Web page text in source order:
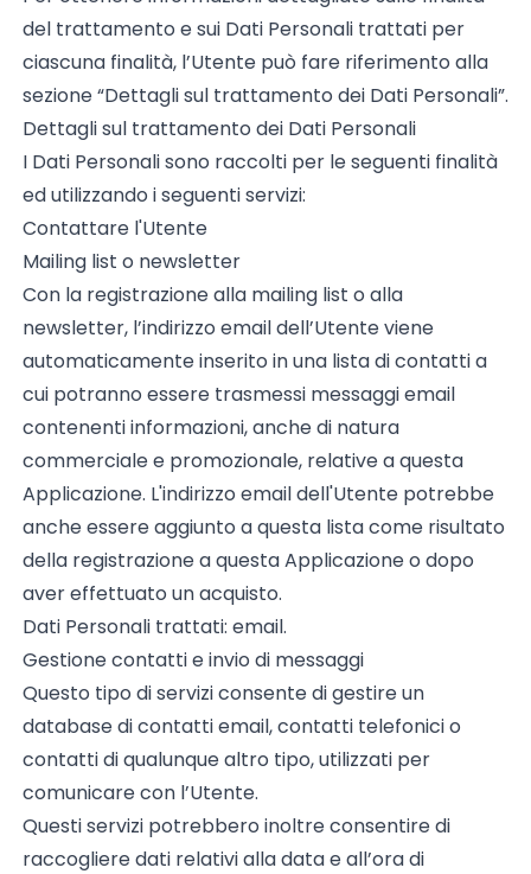
del trattamento e sui Dati Personali trattati per
ciascuna finalità, l’Utente può fare riferimento alla
sezione “Dettagli sul trattamento dei Dati Personali”.
Dettagli sul trattamento dei Dati Personali
I Dati Personali sono raccolti per le seguenti finalità
ed utilizzando i seguenti servizi:
Contattare l'Utente
Mailing list o newsletter
Con la registrazione alla mailing list o alla
newsletter, l’indirizzo email dell’Utente viene
automaticamente inserito in una lista di contatti a
cui potranno essere trasmessi messaggi email
contenenti informazioni, anche di natura
commerciale e promozionale, relative a questa
Applicazione. L'indirizzo email dell'Utente potrebbe
anche essere aggiunto a questa lista come risultato
della registrazione a questa Applicazione o dopo
aver effettuato un acquisto.
Dati Personali trattati: email.
Gestione contatti e invio di messaggi
Questo tipo di servizi consente di gestire un
database di contatti email, contatti telefonici o
contatti di qualunque altro tipo, utilizzati per
comunicare con l’Utente.
Questi servizi potrebbero inoltre consentire di
raccogliere dati relativi alla data e all’ora di